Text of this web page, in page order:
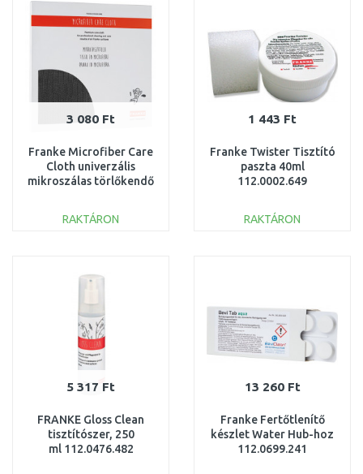
3 080 Ft
Franke Microfiber Care
Cloth univerzális
mikroszálas törlőkendő
RAKTÁRON
1 443 Ft
Franke Twister Tisztító
paszta 40ml
112.0002.649
RAKTÁRON
5 317 Ft
FRANKE Gloss Clean
tisztítószer, 250
ml 112.0476.482
13 260 Ft
Franke Fertőtlenítő
készlet Water Hub-hoz
112.0699.241